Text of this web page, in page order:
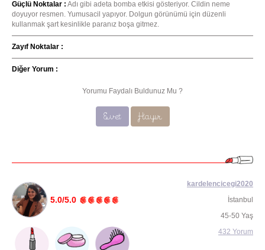
Güçlü Noktalar : Adı gibi adeta bomba etkisi gösteriyor. Cildin neme
doyuyor resmen. Yumusacil yapıyor. Dolgun görünümü için düzenli
kullanmak şart kesinlikle paranız boşa gitmez.
Zayıf Noktalar :
Diğer Yorum :
Yorumu Faydalı Buldunuz Mu ?
Evet Hayır
5.0/5.0
kardelencicegi2020
İstanbul
45-50 Yaş
432 Yorum